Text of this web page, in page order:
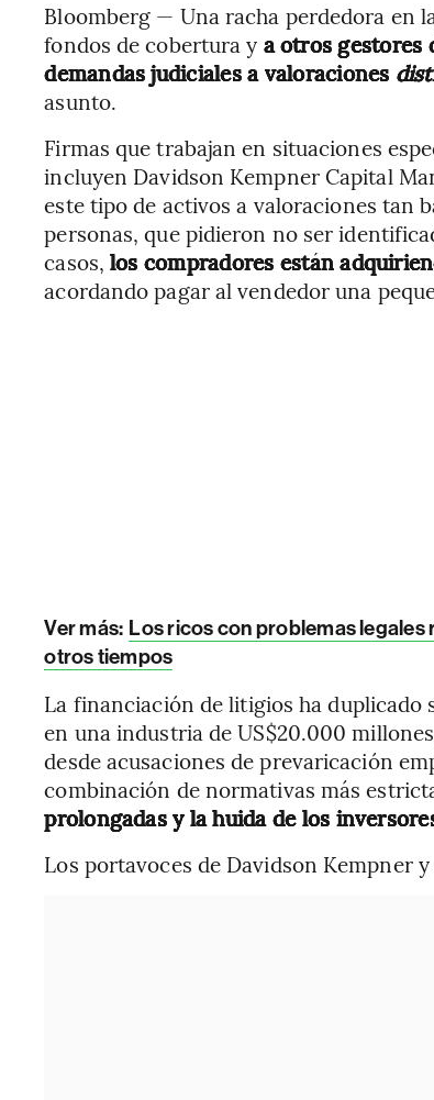
Bloomberg — Una racha perdedora en
fondos de cobertura y a otros gestores
demandas judiciales a valoraciones
asunto.
Firmas que trabajan en situaciones
incluyen Davidson Kempner Capital
este tipo de activos a valoraciones tan
personas, que pidieron no ser
casos,los compradores están
acordando pagar al vendedor una
Ver más: Los ricos con problemas legales
otros tiempos
La financiación de litigios ha duplicado
en una industria de US$20.000
desde acusaciones de prevaricación
combinación de normativas más
prolongadas y la huida de los
Los portavoces de Davidson Kempner